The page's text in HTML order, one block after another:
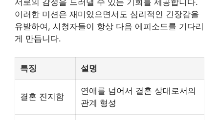
이러한 미션은 재미있으면서도 심리적인 긴장감을
유발하여, 시청자들이 항상 다음 에피소드를 기다리
게 만듭니다.
특징 설명
결혼 진지함
연애를 넘어서 결혼 상대로서의
관계 형성